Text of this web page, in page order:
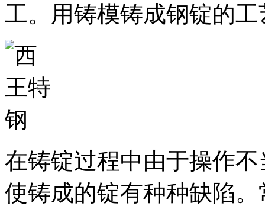
工。用铸模铸成钢锭的
在铸锭过程中由于操作
使铸成的锭有种种缺陷